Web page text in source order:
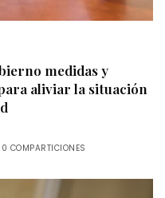
medidas y
aliviar la situación
0 COMPARTICIONES